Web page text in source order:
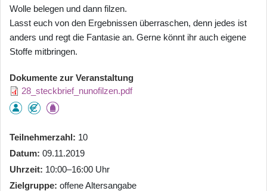
Wolle belegen und dann filzen.
Lasst euch von den Ergebnissen überraschen, denn jedes ist
anders und regt die Fantasie an. Gerne könnt ihr auch eigene
Stoffe mitbringen.
Dokumente zur Veranstaltung
28_steckbrief_nunofilzen.pdf
Teilnehmerzahl
10
Datum 09.11.2019
Uhrzeit 10:00–16:00 Uhr
Zielgruppe offene Altersangabe